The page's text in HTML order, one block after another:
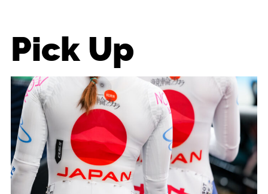
Pick Up